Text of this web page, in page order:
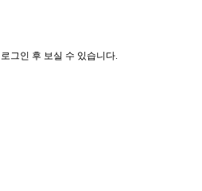
그인 후 보실 수 있습니다.